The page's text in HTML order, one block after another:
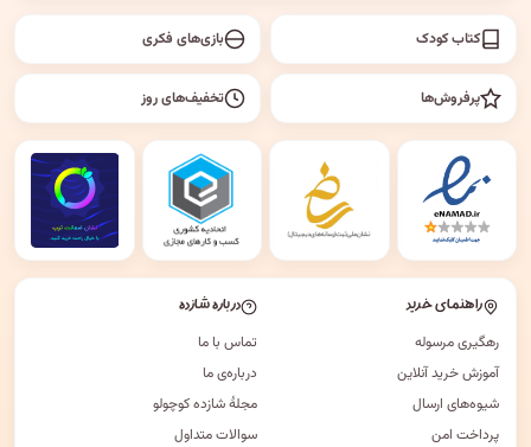
کتاب کودک بازی‌های فکری
پرفروش‌ها تخفیف‌های روز
راهنمای خرید
رهگیری مرسوله
آموزش خرید آنلاین
شیوه‌های ارسال
پرداخت امن
درباره شازده
تماس با ما
درباره‌ی ما
مجلهٔ شازده کوچولو
سوالات متداول